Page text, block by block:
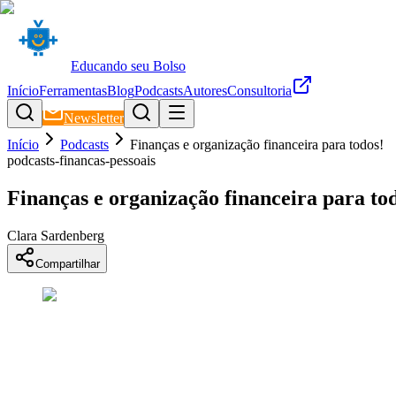
Educando seu Bolso
InícioFerramentasBlogPodcastsAutoresConsultoria
Newsletter
Início
Podcasts
Finanças e organização financeira para todos!
podcasts-financas-pessoais
Finanças e organização financeira para
Clara Sardenberg
Compartilhar